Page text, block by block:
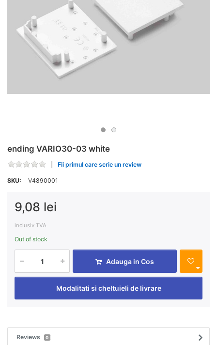
ending VARIO30-03 white
Fii primul care scrie un review
SKU: V4890001
9,08 lei
inclusiv TVA
Out of stock
Adauga in Cos
Modalitati si cheltuieli de livrare
Reviews 0